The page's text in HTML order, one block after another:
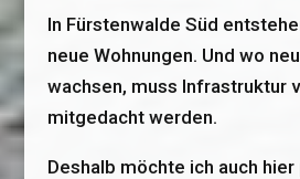
In Fürstenwalde Süd
neue Wohnungen. Und wo
wachsen, muss Infrastruktur
mitgedacht werden.
Deshalb möchte ich auch